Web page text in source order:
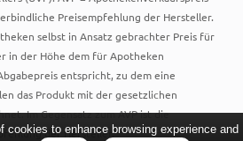
Preisempfehlung der Hersteller.
selbst in Ansatz gebrachter Preis für
in der Höhe dem für Apotheken
entspricht, zu dem eine
das Produkt mit der gesetzlichen
Im Gegensatz zum AVP ist die
der Hersteller.
cookies to enhance browsing experience and